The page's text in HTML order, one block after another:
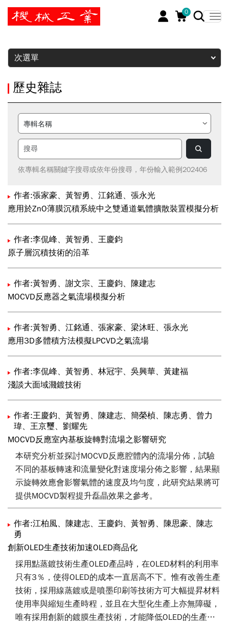
0
暫停
次選單
歷史雜誌
依專輯名稱關鍵字搜尋或依年份搜尋，年份輸入範例202406
作者:張家豪、黃智勇、江銘通、張永光
應用於ZnO薄膜沉積系統中之雙通道氣體擴散裝置模擬分析
作者:李侃峰、黃智勇、王慶鈞
原子層沉積技術的沿革
作者:黃智勇、謝文宗、王慶鈞、陳建志
MOCVD反應器之氣流場模擬分析
作者:黃智勇、江銘通、張家豪、梁沐旺、張永光
應用3D多體積方法模擬LPCVD之氣流場
作者:李侃峰、黃智勇、林冠宇、吳興華、黃建福
淺談大面域濺鍍技術
作者:王慶鈞、黃智勇、陳建志、簡榮楨、陳志勇、曾力
瑋、王京璽、劉耀先
MOCVD反應室內基板旋轉對流場之影響研究
本研究分析並探討MOCVD反應腔體內的流場分佈，試驗
不同的基板轉速和流量變化對速度場分佈之影響，結果顯
示旋轉效應會影響氣體的速度及均勻度，此研究結果將可
提供MOCVD製程提升磊晶效果之參考。
作者:江柏風、陳建志、王慶鈞、黃智勇、陳思豪、陳志
勇
創新OLED生產技術加速OLED商品化
採用點蒸鍍技術生產OLED產品時，在OLED材料的利用率
只有3％，使得OLED的成本一直居高不下。惟有改善生產
技術，採用線蒸鍍或是噴墨印刷等技術方可大幅提昇材料
使用率與縮短生產時程，並且在大型化生產上亦無障礙，
唯有採用創新的鍍膜生產技術，才能降低OLED的生產成